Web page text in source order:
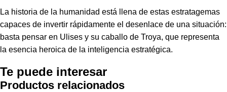
La historia de la humanidad está llena de estas estratagemas
capaces de invertir rápidamente el desenlace de una situación:
basta pensar en Ulises y su caballo de Troya, que representa
la esencia heroica de la inteligencia estratégica.
Te puede interesar
Productos relacionados